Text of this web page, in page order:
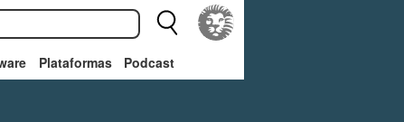
Plataformas Podcast